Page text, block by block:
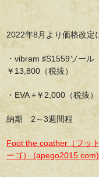
2022年8月より価格改定
・vibram ♯S1559ソー
￥13,800（税抜）
・EVA +￥2,000（税抜）
納期 2～3週間程
Foot the coather（フッ
ーゴ） (apego2015.com)